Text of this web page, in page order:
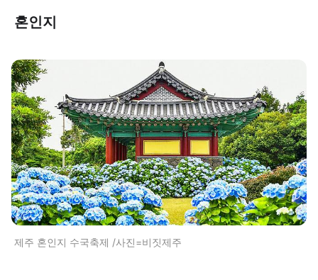
혼인지
제주 혼인지 수국축제 /사진=비짓제주